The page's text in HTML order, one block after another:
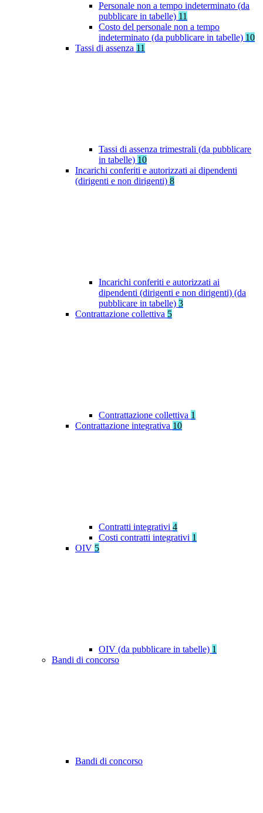
Personale non a tempo indeterminato (da
pubblicare in tabelle) 11
Costo del personale non a tempo
indeterminato (da pubblicare in tabelle) 10
Tassi di assenza 11
Tassi di assenza trimestrali (da pubblicare
in tabelle) 10
Incarichi conferiti e autorizzati ai dipendenti
(dirigenti e non dirigenti) 8
Incarichi conferiti e autorizzati ai
dipendenti (dirigenti e non dirigenti) (da
pubblicare in tabelle) 3
Contrattazione collettiva 5
Contrattazione collettiva 1
Contrattazione integrativa 10
Contratti integrativi 4
Costi contratti integrativi 1
OIV 5
OIV (da pubblicare in tabelle) 1
Bandi di concorso
Bandi di concorso